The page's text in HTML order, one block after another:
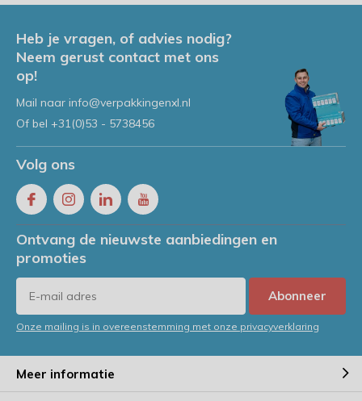
Heb je vragen, of advies nodig?
Neem gerust contact met ons
op!
Mail naar info@verpakkingenxl.nl
Of bel +31(0)53 - 5738456
Volg ons
Ontvang de nieuwste aanbiedingen en
promoties
Abonneer
Onze mailing is in overeenstemming met onze privacyverklaring
Meer informatie